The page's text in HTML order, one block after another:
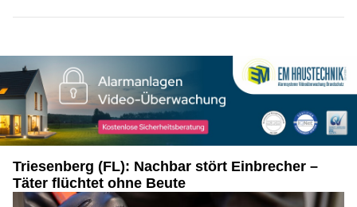
Triesenberg (FL): Nachbar stört Einbrecher –
Täter flüchtet ohne Beute